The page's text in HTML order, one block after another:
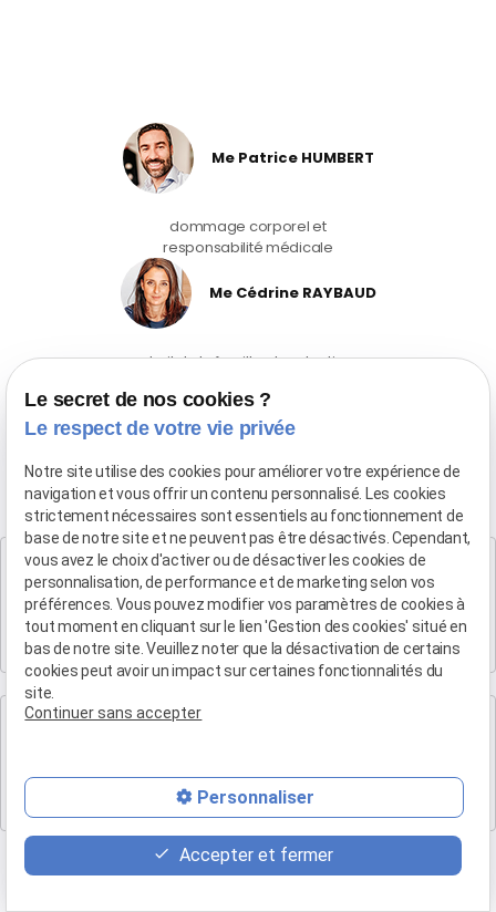
Me Patrice HUMBERT
dommage corporel et
responsabilité médicale
Me Cédrine RAYBAUD
droit de la famille et protection
04 90 54 58 10
Cabinet SALON DE PROVENCE
Maître Patrice HUMBERT
282 Boulevard Foch
13300 SALON-DE-PROVENCE
Cabinet d'Aix-en-Provence
4 rue du Quatre-Septembre
13100 AIX EN PROVENCE
Le secret de nos cookies ?
Le respect de votre vie privée
Notre site utilise des cookies pour améliorer votre expérience de
navigation et vous offrir un contenu personnalisé. Les cookies
strictement nécessaires sont essentiels au fonctionnement de
base de notre site et ne peuvent pas être désactivés. Cependant,
vous avez le choix d'activer ou de désactiver les cookies de
personnalisation, de performance et de marketing selon vos
préférences. Vous pouvez modifier vos paramètres de cookies à
tout moment en cliquant sur le lien 'Gestion des cookies' situé en
bas de notre site. Veuillez noter que la désactivation de certains
cookies peut avoir un impact sur certaines fonctionnalités du
site.
Continuer sans accepter
Personnaliser
Accepter et fermer